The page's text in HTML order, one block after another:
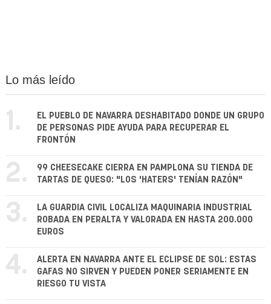
Lo más leído
1.
EL PUEBLO DE NAVARRA DESHABITADO DONDE UN GRUPO
DE PERSONAS PIDE AYUDA PARA RECUPERAR EL
FRONTÓN
2.
99 CHEESECAKE CIERRA EN PAMPLONA SU TIENDA DE
TARTAS DE QUESO: "LOS 'HATERS' TENÍAN RAZÓN"
3.
LA GUARDIA CIVIL LOCALIZA MAQUINARIA INDUSTRIAL
ROBADA EN PERALTA Y VALORADA EN HASTA 200.000
EUROS
4.
ALERTA EN NAVARRA ANTE EL ECLIPSE DE SOL: ESTAS
GAFAS NO SIRVEN Y PUEDEN PONER SERIAMENTE EN
RIESGO TU VISTA